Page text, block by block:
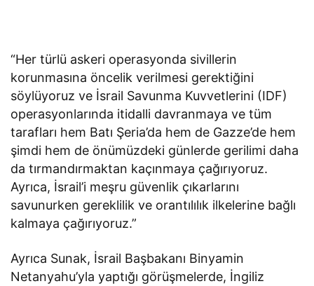
“Her türlü askeri operasyonda sivillerin
korunmasına öncelik verilmesi gerektiğini
söylüyoruz ve İsrail Savunma Kuvvetlerini (IDF)
operasyonlarında itidalli davranmaya ve tüm
tarafları hem Batı Şeria’da hem de Gazze’de hem
şimdi hem de önümüzdeki günlerde gerilimi daha
da tırmandırmaktan kaçınmaya çağırıyoruz.
Ayrıca, İsrail’i meşru güvenlik çıkarlarını
savunurken gereklilik ve orantılılık ilkelerine bağlı
kalmaya çağırıyoruz.”
Ayrıca Sunak, İsrail Başbakanı Binyamin
Netanyahu’yla yaptığı görüşmelerde, İngiliz